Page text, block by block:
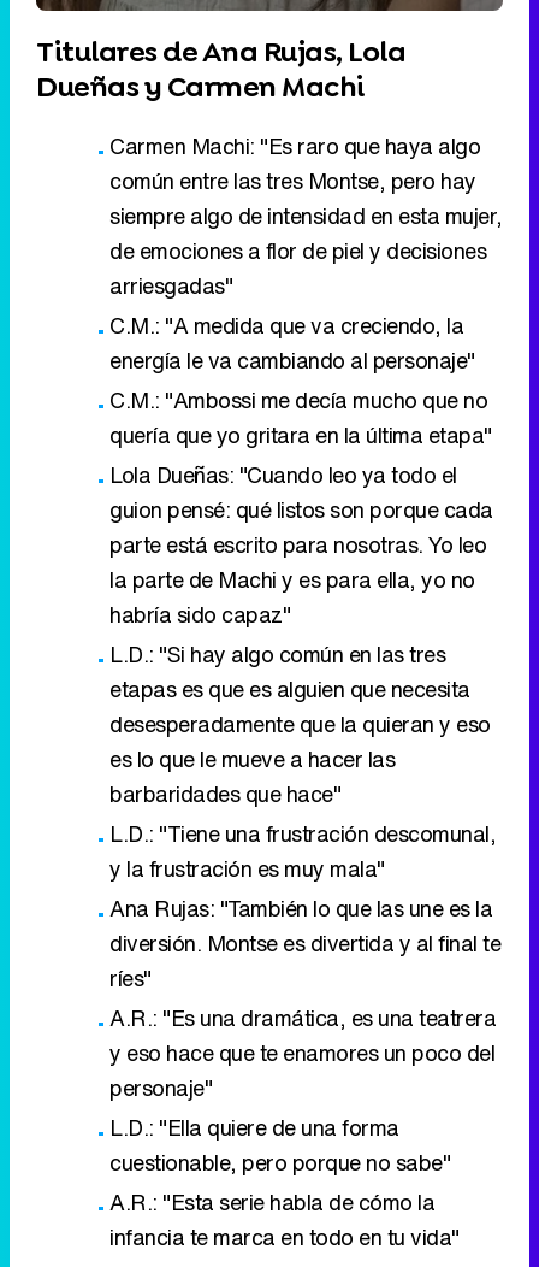
Titulares de Ana Rujas, Lola
Dueñas y Carmen Machi
Carmen Machi: "Es raro que haya algo
común entre las tres Montse, pero hay
siempre algo de intensidad en esta mujer,
de emociones a flor de piel y decisiones
arriesgadas"
C.M.: "A medida que va creciendo, la
energía le va cambiando al personaje"
C.M.: "Ambossi me decía mucho que no
quería que yo gritara en la última etapa"
Lola Dueñas: "Cuando leo ya todo el
guion pensé: qué listos son porque cada
parte está escrito para nosotras. Yo leo
la parte de Machi y es para ella, yo no
habría sido capaz"
L.D.: "Si hay algo común en las tres
etapas es que es alguien que necesita
desesperadamente que la quieran y eso
es lo que le mueve a hacer las
barbaridades que hace"
L.D.: "Tiene una frustración descomunal,
y la frustración es muy mala"
Ana Rujas: "También lo que las une es la
diversión. Montse es divertida y al final te
ríes"
A.R.: "Es una dramática, es una teatrera
y eso hace que te enamores un poco del
personaje"
L.D.: "Ella quiere de una forma
cuestionable, pero porque no sabe"
A.R.: "Esta serie habla de cómo la
infancia te marca en todo en tu vida"